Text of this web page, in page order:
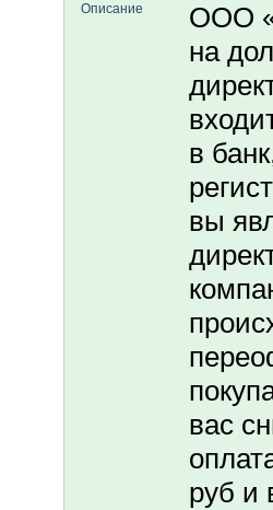
Описание
ООО
на
в
вы
вас
руб и